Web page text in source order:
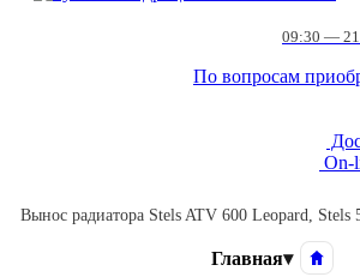
09:30 —
По вопросам
On-
Вынос радиатора Stels ATV 600 Leopard, Stels
Главная▾